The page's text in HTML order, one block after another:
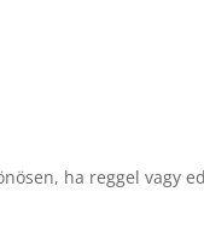
ha reggel vagy